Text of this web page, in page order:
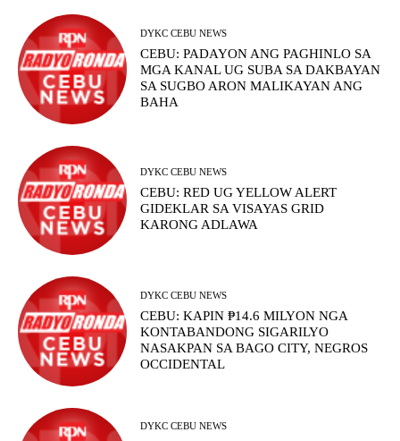
DYKC CEBU NEWS
CEBU: PADAYON ANG PAGHINLO SA
MGA KANAL UG SUBA SA DAKBAYAN
SA SUGBO ARON MALIKAYAN ANG
BAHA
DYKC CEBU NEWS
CEBU: RED UG YELLOW ALERT
GIDEKLAR SA VISAYAS GRID
KARONG ADLAWA
DYKC CEBU NEWS
CEBU: KAPIN ₱14.6 MILYON NGA
KONTABANDONG SIGARILYO
NASAKPAN SA BAGO CITY, NEGROS
OCCIDENTAL
DYKC CEBU NEWS